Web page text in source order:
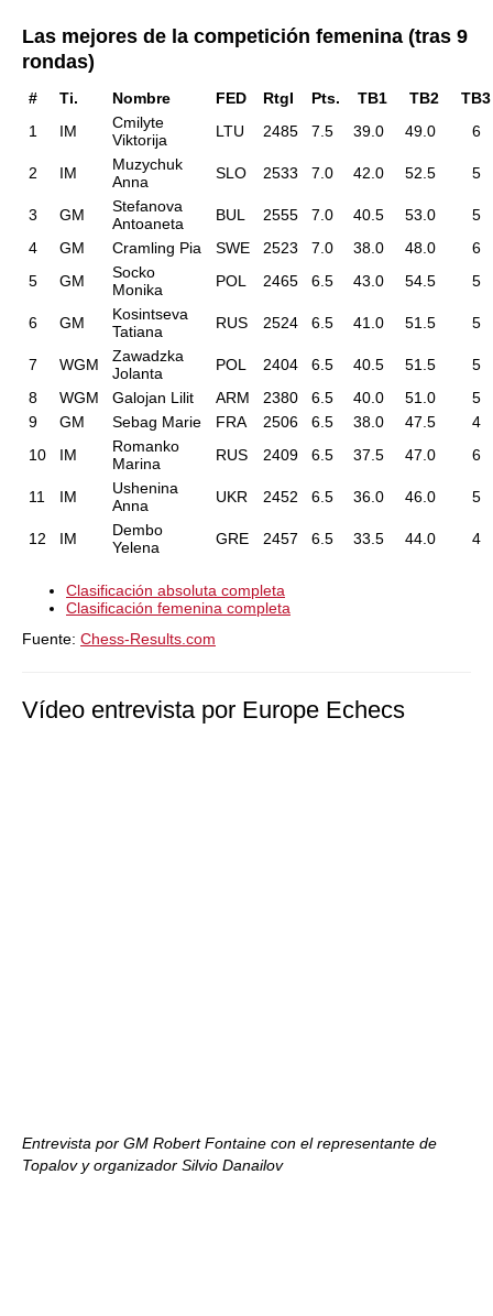
Las mejores de la competición femenina (tras 9
rondas)
# Ti. Nombre FED RtgI Pts. TB1 TB2
1
IM
Cmilyte
Viktorija
LTU 2485 7.5 39.0 49.0 6
2 IM
Muzychuk
Anna
SLO 2533 7.0 42.0 52.5 5
3 GM
Stefanova
Antoaneta
BUL 2555 7.0 40.5 53.0
5
4
GM Cramling Pia SWE 2523 7.0 38.0 48.0
6
5
GM
Socko
Monika
POL 2465 6.5 43.0 54.5 5
6 GM
Kosintseva
Tatiana
RUS 2524 6.5 41.0 51.5 5
7 WGM
Zawadzka
Jolanta
POL 2404 6.5 40.5 51.5
5
8
WGM Galojan Lilit ARM 2380 6.5 40.0 51.0
5
9
GM Sebag Marie FRA 2506 6.5 38.0 47.5
4
10
IM
Romanko
Marina
RUS 2409 6.5 37.5 47.0 6
11 IM
Ushenina
Anna
UKR 2452 6.5 36.0 46.0 5
12 IM
Dembo
Yelena
GRE 2457 6.5 33.5 44.0 4
Clasificación absoluta completa
Clasificación femenina completa
Fuente: Chess-Results.com
Vídeo entrevista por Europe Echecs
Entrevista por GM Robert Fontaine con el representante de
Topalov y organizador Silvio Danailov